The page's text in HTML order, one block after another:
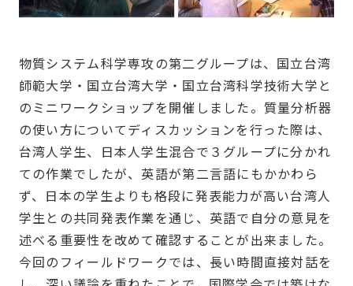
物質システム科学専攻の第二グループは、国立台湾
師範大学・国立台湾大学・国立台湾科学技術大学と
のミニワークショップを開催しました。質量分析器
の使い方についてディスカッションを行った際は、
台湾人学生、日本人学生混合で３グループに分かれ
ての作業でしたが、英語が第二言語にもかかわら
ず、日本の学生よりも格段に発表能力が高い台湾人
学生との共同発表作業を通じ、英語で自分の意見を
述べる重要性を改めて確認することが出来ました。
今回のフィールドワークでは、長い時間直接対話を